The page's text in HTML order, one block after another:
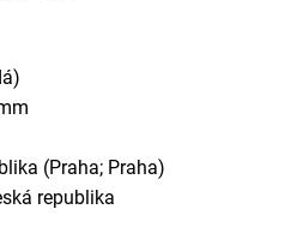
(Praha; Praha)
republika